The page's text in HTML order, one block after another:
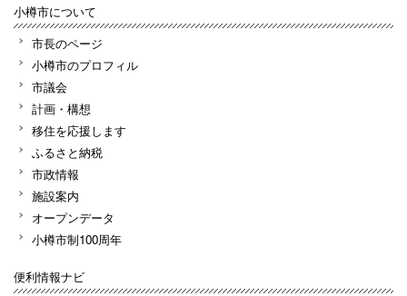
小樽市について
市長のページ
小樽市のプロフィル
市議会
計画・構想
移住を応援します
ふるさと納税
市政情報
施設案内
オープンデータ
小樽市制100周年
便利情報ナビ